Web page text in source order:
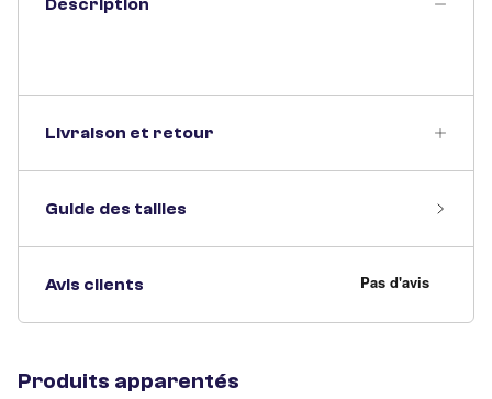
Description
Livraison et retour
Guide des tailles
Avis clients
Produits apparentés